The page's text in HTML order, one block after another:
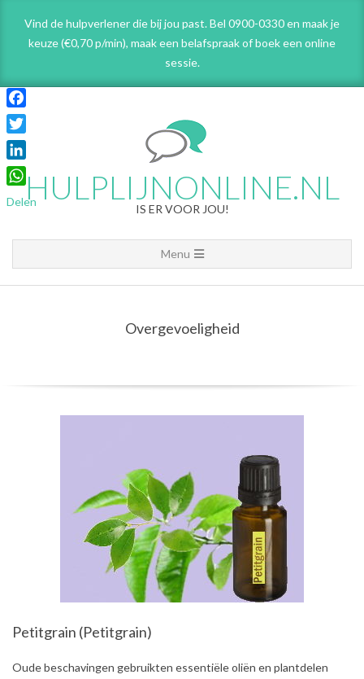
content
Vind de hulpverlener die bij jou past. Bel 0900-0330 en maak je
keuze (€0,70 p/min), maak een belafspraakof boek een online
sessie.
HULPLIJNONLINE.NL
IS ER VOOR JOU!
Navigation
Menu
Menu
Overgevoeligheid
Petitgrain (Petitgrain)
2021-
Oude beschavingen gebruikten essentiële oliën en plantdelen
Facebook
Twitter
LinkedIn
WhatsApp
Delen